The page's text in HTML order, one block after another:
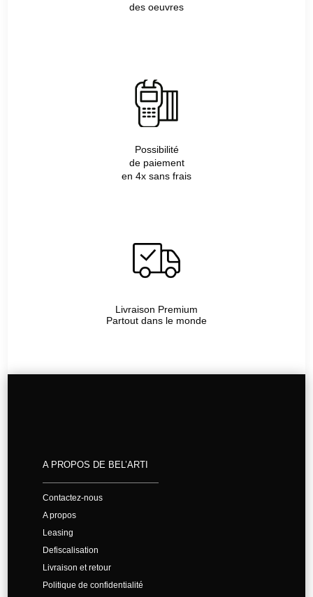
des oeuvres
Possibilité
de paiement
en 4x sans frais
Livraison Premium
Partout dans le monde
A PROPOS DE BEL’ARTI
Contactez-nous
A propos
Leasing
Defiscalisation
Livraison et retour
Politique de confidentialité